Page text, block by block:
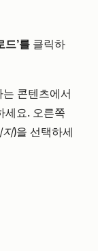
드’를 클릭하
콘텐츠에서
세요. 오른쪽
지)을 선택하세